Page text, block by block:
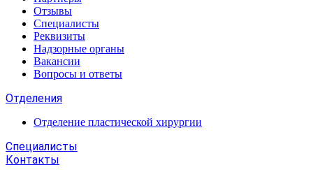
Отзывы
Специалисты
Реквизиты
Надзорные органы
Вакансии
Вопросы и ответы
Отделения
Отделение пластической хирургии
Специалисты
Контакты